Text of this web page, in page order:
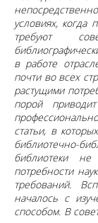
условиях, когда
требуют
в работе
почти во всех
растущими
порой
статьи, в
библиотечно-
библиотеки не
потребности
требований.
началось с
способом. В